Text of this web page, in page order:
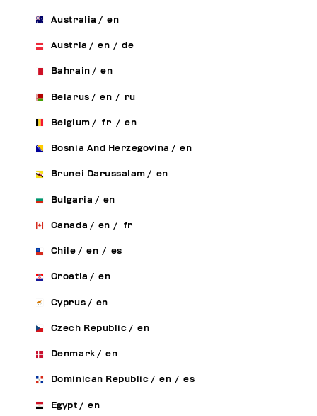
Australia / en
Austria / en / de
Bahrain / en
Belarus / en / ru
Belgium / fr / en
Bosnia And Herzegovina / en
Brunei Darussalam / en
Bulgaria / en
Canada / en / fr
Chile / en / es
Croatia / en
Cyprus / en
Czech Republic / en
Denmark / en
Dominican Republic / en / es
Egypt / en